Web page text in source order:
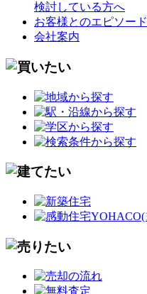
検討している方へ
お客様とのエピソード
会社案内